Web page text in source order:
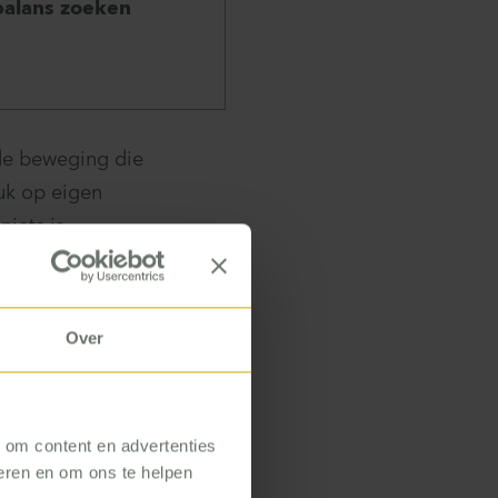
Over
content en advertenties
en om ons te helpen
zoeken
beweging die
op eigen
is
op te